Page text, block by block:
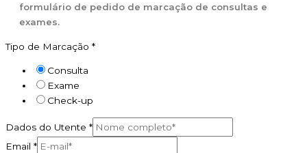
formulário de pedido de marcação de consultas e
exames.
Tipo de Marcação *
Consulta
Exame
Check-up
Dados do Utente *
Email *